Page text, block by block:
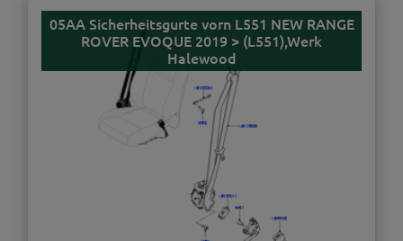
05AA Sicherheitsgurte vorn L551 NEW RANGE
ROVER EVOQUE 2019 > (L551),Werk
Halewood